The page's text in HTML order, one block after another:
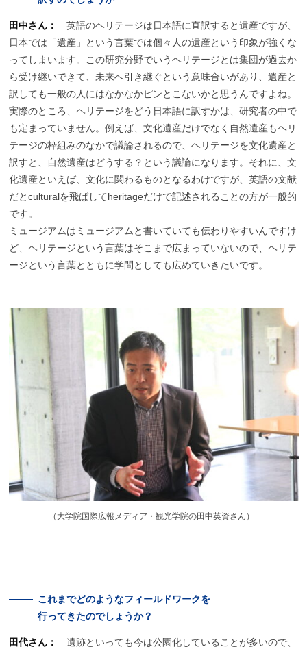
田中さん： 英語のヘリテージは日本語に直訳すると遺産ですが、
日本では「遺産」という言葉では個々人の遺産という印象が強くな
ってしまいます。この研究分野でいうヘリテージとは集団が過去か
ら受け継いできて、未来へ引き継ぐという意味合いがあり、遺産と
訳しても一般の人にはなかなかピンとこないかと思うんですよね。
実際のところ、ヘリテージをどう日本語に訳すかは、研究者の中で
も定まっていません。例えば、文化遺産だけでなく自然遺産もヘリ
テージの枠組みのなかで議論されるので、ヘリテージを文化遺産と
訳すと、自然遺産はどうする？という議論になります。それに、文
化遺産といえば、文化に関わるものとなるわけですが、英語の文献
だとculturalを飛ばしてheritageだけで記述されることの方が一般的
です。
ミュージアムはミュージアムと書いていても伝わりやすいんですけ
ど、ヘリテージという言葉はそこまで広まっていないので、ヘリテ
ージという言葉とともに学問としても広めていきたいです。
（ 大学院国際広報メディア・観光学院の田中英資さん）
これまでどのようなフィールドワークを
行ってきたのでしょうか？
田代さん： 遺跡といっても今は公園化していることが多いので、